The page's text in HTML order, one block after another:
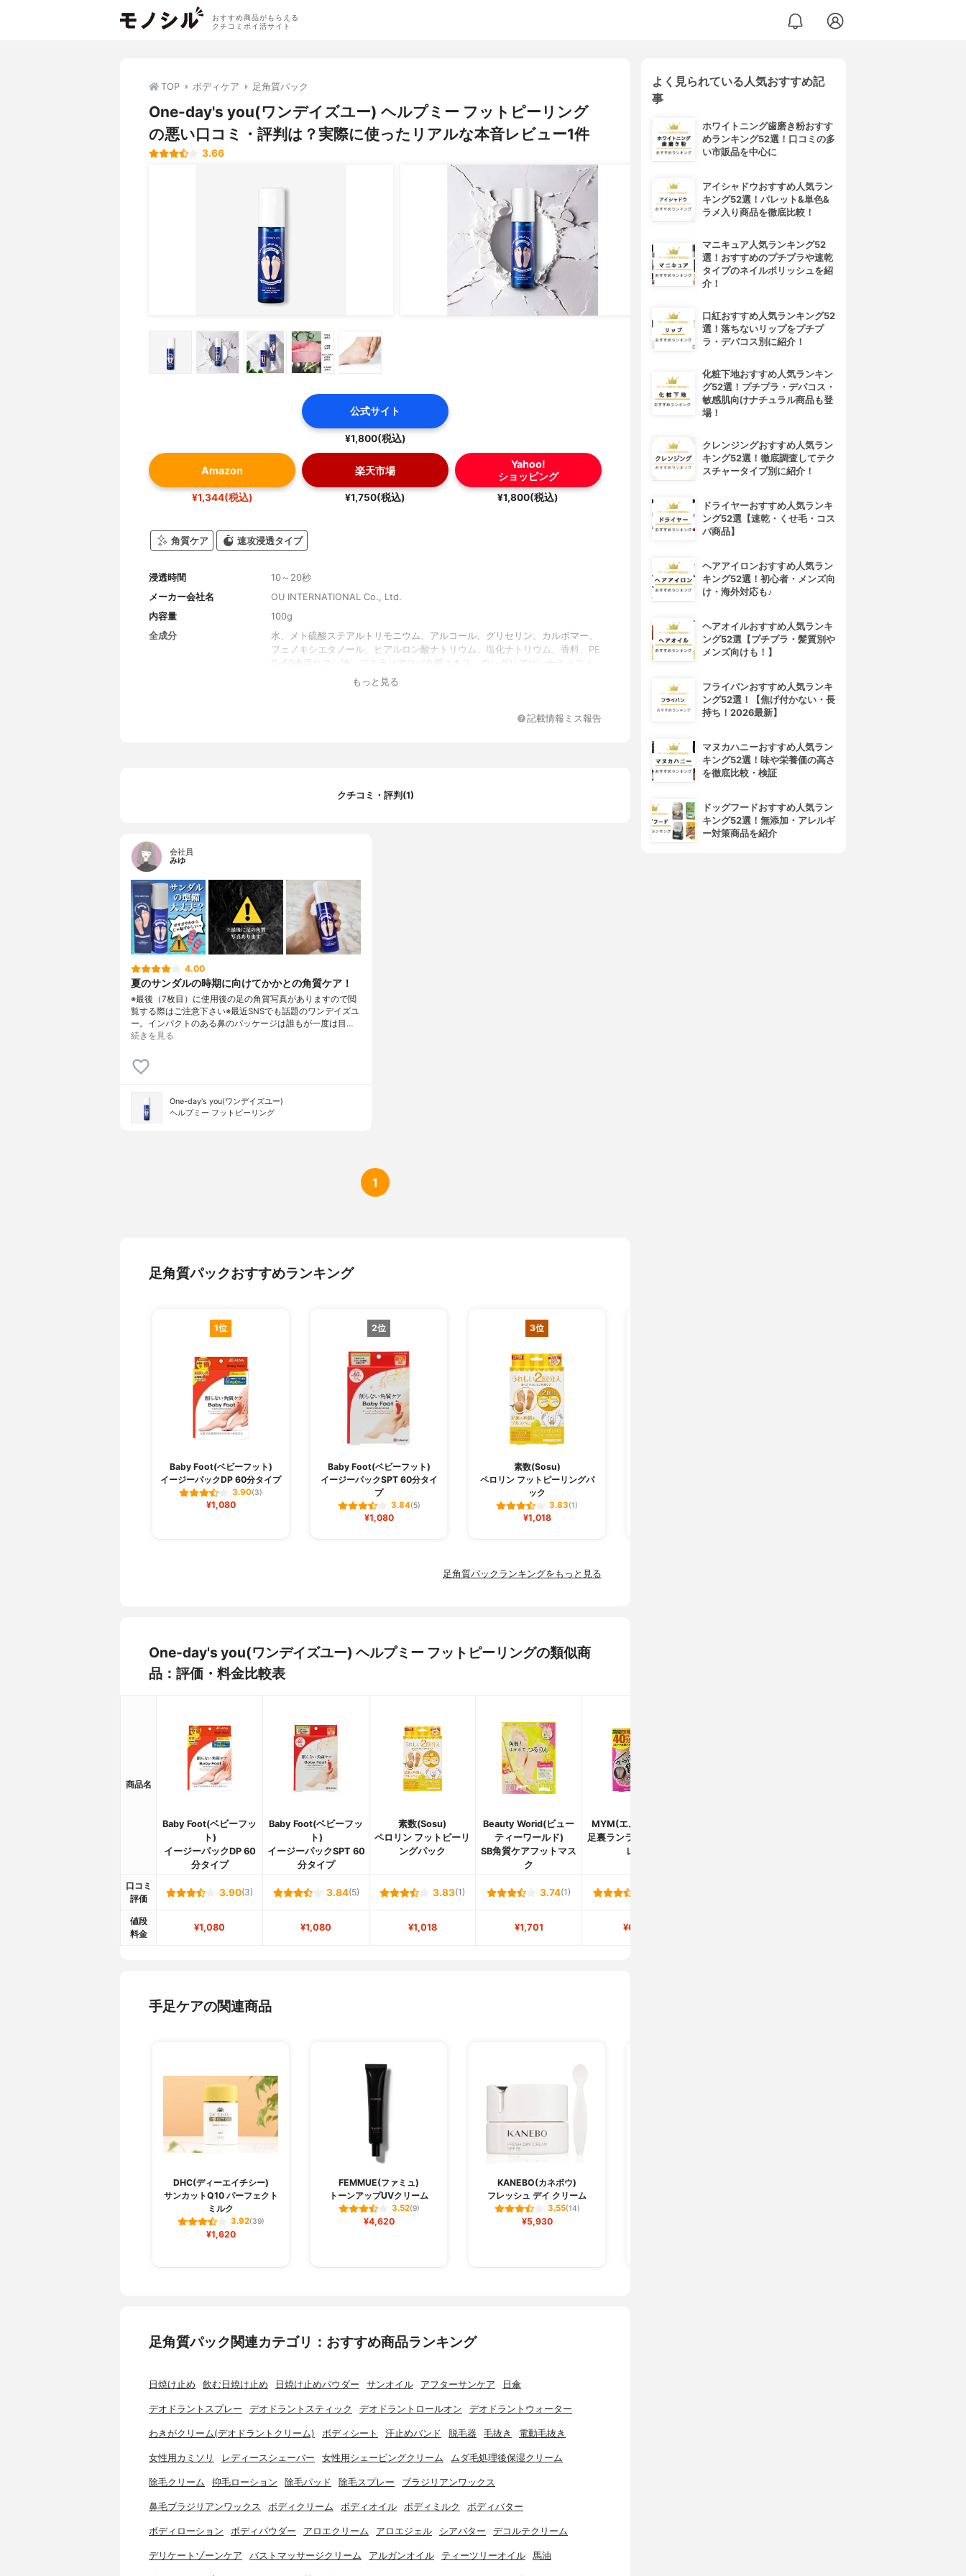
おすすめ商品がもらえる
クチコミポイ活サイト
TOP ボディケア 足角質パック
One-day's you(ワンデイズユー) ヘルプミー フットピーリング
の悪い口コミ・評判は？実際に使ったリアルな本音レビュー1件
3.66
公式サイト
¥1,800(税込)
Amazon
¥1,344(税込)
楽天市場
¥1,750(税込)
Yahoo!
ショッピング
¥1,800(税込)
角質ケア 速攻浸透タイプ
浸透時間
10～20秒
メーカー会社名
OU INTERNATIONAL Co., Ltd.
内容量
100g
全成分
水、メト硫酸ステアルトリモニウム、アルコール、グリセリン、カルボマー、
フェノキシエタノール、ヒアルロン酸ナトリウム、塩化ナトリウム、香料、PE
G-60水添ヒマシ油、プエラリアロバタ根エキス、ウンダリアピンナティフィ
ダエキス、ネルンボヌシフェラ葉エキス、アグリモニアユーパトリアエキス、
トリアエキス、ローザセンティフォリア花エキス、ツバキヤポニカ花エキス、
もっと見る
記載情報ミス報告
クチコミ・評判(1)
会社員
みゆ
4.00
夏のサンダルの時期に向けてかかとの角質ケア！
※最後（7枚目）に使用後の足の角質写真がありますので閲
覧する際はご注意下さい※最近SNSでも話題のワンデイズユ
ー。インパクトのある鼻のパッケージは誰もが一度は目…
続きを見る
One-day's you(ワンデイズユー)
ヘルプミー フットピーリング
1
足角質パックおすすめランキング
1位
Baby Foot(ベビーフット)
イージーパックDP 60分タイプ
3.90(3)
¥1,080
2位
Baby Foot(ベビーフット)
イージーパックSPT 60分タイ
プ
3.84(5)
¥1,080
3位
素数(Sosu)
ペロリン フットピーリングパ
ック
3.83(1)
¥1,018
足角質パックランキングをもっと見る
One-day's you(ワンデイズユー) ヘルプミー フットピーリングの類似商
品：評価・料金比較表
商品名
Baby Foot(ベビーフッ
ト)
イージーパックDP 60
分タイプ
Baby Foot(ベビーフッ
ト)
イージーパックSPT 60
分タイプ
素数(Sosu)
ペロリン フットピーリ
ングパック
Beauty Worid(ビュー
ティーワールド)
SB角質ケアフットマス
ク
MYM(エムワイエム)
足裏ランラン エキスプ
レス
口コミ
評価
3.90(3) 3.84(5) 3.83(1) 3.74(1)
値段
料金
¥1,080 ¥1,080 ¥1,018 ¥1,701 ¥600
手足ケアの関連商品
DHC(ディーエイチシー)
サンカットQ10 パーフェクト
ミルク
3.92(39)
¥1,620
FEMMUE(ファミュ)
トーンアップUVクリーム
3.52(9)
¥4,620
KANEBO(カネボウ)
フレッシュ デイ クリーム
3.55(14)
¥5,930
足角質パック関連カテゴリ：おすすめ商品ランキング
日焼け止め 飲む日焼け止め 日焼け止めパウダー サンオイル アフターサンケア 日傘
デオドラントスプレー デオドラントスティック デオドラントロールオン デオドラントウォーター
わきがクリーム(デオドラントクリーム) ボディシート 汗止めバンド 脱毛器 毛抜き 電動毛抜き
女性用カミソリ レディースシェーバー 女性用シェービングクリーム ムダ毛処理後保湿クリーム
除毛クリーム 抑毛ローション 除毛パッド 除毛スプレー ブラジリアンワックス
鼻毛ブラジリアンワックス ボディクリーム ボディオイル ボディミルク ボディバター
ボディローション ボディパウダー アロエクリーム アロエジェル シアバター デコルテクリーム
デリケートゾーンケア バストマッサージクリーム アルガンオイル ティーツリーオイル 馬油
よく見られている人気おすすめ記
事
ホワイトニング歯磨き粉おすす
めランキング52選！口コミの多
い市販品を中心に
アイシャドウおすすめ人気ラン
キング52選！パレット&単色&
ラメ入り商品を徹底比較！
マニキュア人気ランキング52
選！おすすめのプチプラや速乾
タイプのネイルポリッシュを紹
介！
口紅おすすめ人気ランキング52
選！落ちないリップをプチプ
ラ・デパコス別に紹介！
化粧下地おすすめ人気ランキン
グ52選！プチプラ・デパコス・
敏感肌向けナチュラル商品も登
場！
クレンジングおすすめ人気ラン
キング52選！徹底調査してテク
スチャータイプ別に紹介！
ドライヤーおすすめ人気ランキ
ング52選【速乾・くせ毛・コス
パ商品】
ヘアアイロンおすすめ人気ラン
キング52選！初心者・メンズ向
け・海外対応も♪
ヘアオイルおすすめ人気ランキ
ング52選【プチプラ・髪質別や
メンズ向けも！】
フライパンおすすめ人気ランキ
ング52選！【焦げ付かない・長
持ち！2026最新】
マヌカハニーおすすめ人気ラン
キング52選！味や栄養価の高さ
を徹底比較・検証
ドッグフードおすすめ人気ラン
キング52選！無添加・アレルギ
ー対策商品を紹介